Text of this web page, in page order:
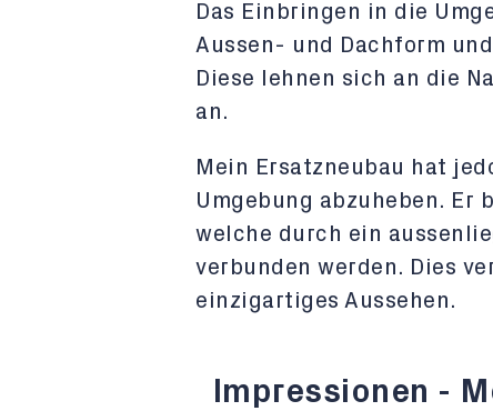
Das Einbringen in die
Aussen- und Dachform
Diese lehnen sich an die
an.
Mein Ersatzneubau hat
Umgebung abzuheben. Er
welche durch ein
verbunden werden. Dies
einzigartiges Aussehen.
Impressionen -